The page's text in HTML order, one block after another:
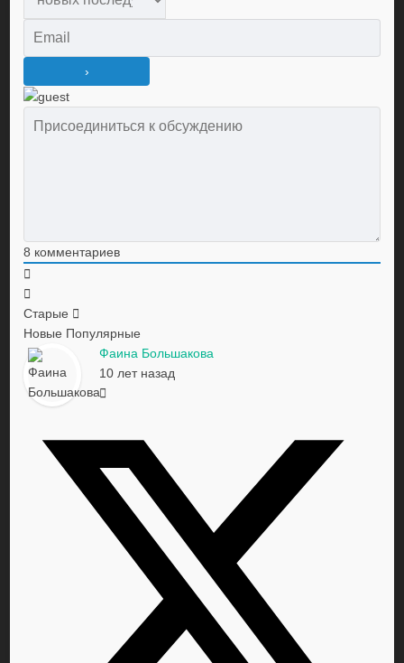
8 комментариев
Старые
Новые Популярные
Фаина Большакова
10 лет назад